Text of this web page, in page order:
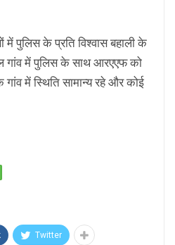
में पुलिस के प्रति विश्वास बहाली के
गांव में पुलिस के साथ आरएएफ को
गांव में स्थिति सामान्य रहे और कोई
Twitter